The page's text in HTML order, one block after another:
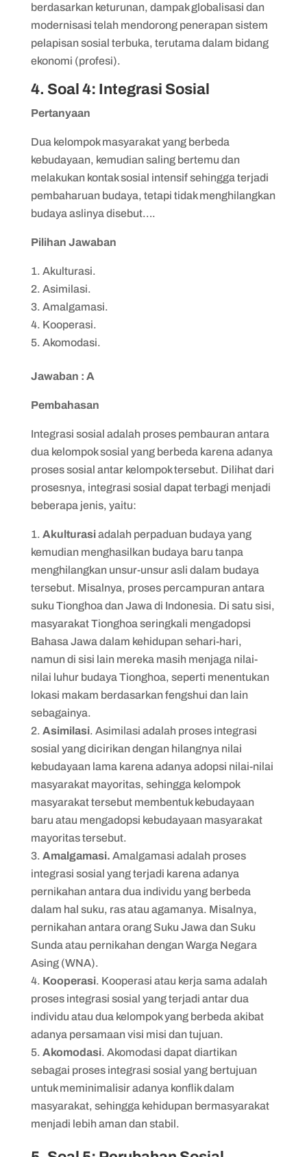
berdasarkan keturunan, dampak globalisasi dan
modernisasi telah mendorong penerapan sistem
pelapisan sosial terbuka, terutama dalam bidang
ekonomi (profesi).
4. Soal 4: Integrasi Sosial
Pertanyaan
Dua kelompok masyarakat yang berbeda
kebudayaan, kemudian saling bertemu dan
melakukan kontak sosial intensif sehingga terjadi
pembaharuan budaya, tetapi tidak menghilangkan
budaya aslinya disebut….
Pilihan Jawaban
Akulturasi.
Asimilasi.
Amalgamasi.
Kooperasi.
Akomodasi.
Jawaban : A
Pembahasan
Integrasi sosial adalah proses pembauran antara
dua kelompok sosial yang berbeda karena adanya
proses sosial antar kelompok tersebut. Dilihat dari
prosesnya, integrasi sosial dapat terbagi menjadi
beberapa jenis, yaitu:
Akulturasiadalah perpaduan budaya yang
kemudian menghasilkan budaya baru tanpa
menghilangkan unsur-unsur asli dalam budaya
tersebut. Misalnya, proses percampuran antara
suku Tionghoa dan Jawa di Indonesia. Di satu sisi,
masyarakat Tionghoa seringkali mengadopsi
Bahasa Jawa dalam kehidupan sehari-hari,
namun di sisi lain mereka masih menjaga nilai-
nilai luhur budaya Tionghoa, seperti menentukan
lokasi makam berdasarkan fengshui dan lain
sebagainya.
Asimilasi. Asimilasi adalah proses integrasi
sosial yang dicirikan dengan hilangnya nilai
kebudayaan lama karena adanya adopsi nilai-nilai
masyarakat mayoritas, sehingga kelompok
masyarakat tersebut membentuk kebudayaan
baru atau mengadopsi kebudayaan masyarakat
mayoritas tersebut.
Amalgamasi. Amalgamasi adalah proses
integrasi sosial yang terjadi karena adanya
pernikahan antara dua individu yang berbeda
dalam hal suku, ras atau agamanya. Misalnya,
pernikahan antara orang Suku Jawa dan Suku
Sunda atau pernikahan dengan Warga Negara
Asing (WNA).
Kooperasi. Kooperasi atau kerja sama adalah
proses integrasi sosial yang terjadi antar dua
individu atau dua kelompok yang berbeda akibat
adanya persamaan visi misi dan tujuan.
Akomodasi. Akomodasi dapat diartikan
sebagai proses integrasi sosial yang bertujuan
untuk meminimalisir adanya konflik dalam
masyarakat, sehingga kehidupan bermasyarakat
menjadi lebih aman dan stabil.